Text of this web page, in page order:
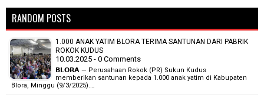
RANDOM POSTS
1.000 ANAK YATIM BLORA TERIMA SANTUNAN DARI PABRIK
ROKOK KUDUS
10.03.2025 - 0 Comments
𝗕𝗟𝗢𝗥𝗔 — Perusahaan Rokok (PR) Sukun Kudus
memberikan santunan kepada 1.000 anak yatim di Kabupaten
Blora, Minggu (9/3/2025).…